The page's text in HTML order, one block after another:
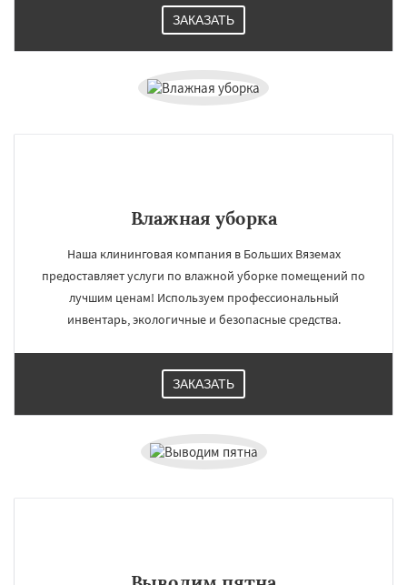
ЗАКАЗАТЬ
Влажная уборка
Наша клининговая компания в Больших Вяземах
предоставляет услуги по влажной уборке помещений по
лучшим ценам! Используем профессиональный
инвентарь, экологичные и безопасные средства.
ЗАКАЗАТЬ